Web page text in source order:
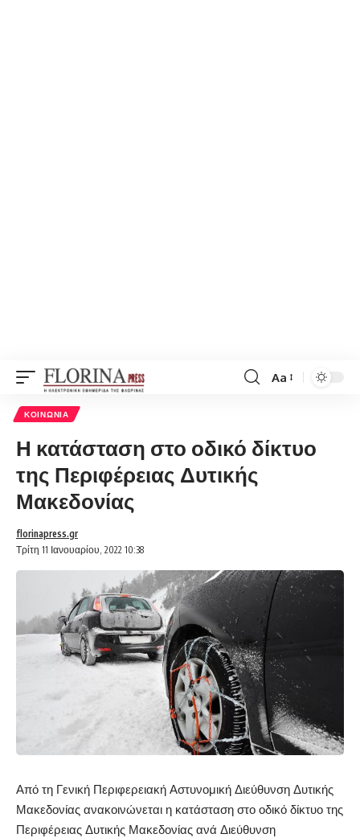
Font
Aa
ΚΟΙΝΩΝΊΑ
Η κατάσταση στο οδικό δίκτυο
της Περιφέρειας Δυτικής
Μακεδονίας
Τρίτη 11 Ιανουαρίου, 2022 10:38
florinapress.gr
Από τη Γενική Περιφερειακή Αστυνομική Διεύθυνση Δυτικής
Μακεδονίας ανακοινώνεται η κατάσταση στο οδικό δίκτυο της
Περιφέρειας Δυτικής Μακεδονίας ανά Διεύθυνση